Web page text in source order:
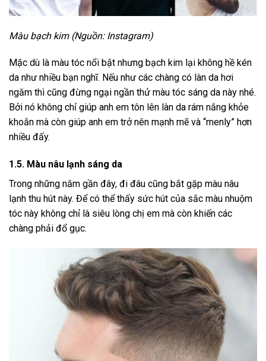
Màu bạch kim (Nguồn: Instagram)
Mặc dù là màu tóc nổi bật nhưng bạch kim lại không hề kén
da như nhiều bạn nghĩ. Nếu như các chàng có làn da hơi
ngăm thì cũng đừng ngại ngần thử màu tóc sáng da này nhé.
Bởi nó không chỉ giúp anh em tôn lên làn da rám nắng khỏe
khoắn mà còn giúp anh em trở nên mạnh mẽ và “menly” hơn
nhiều đấy.
1.5. Màu nâu lạnh sáng da
Trong những năm gần đây, đi đâu cũng bắt gặp màu nâu
lạnh thu hút này. Để có thể thấy sức hút của sắc màu nhuộm
tóc này không chỉ là siêu lòng chị em mà còn khiến các
chàng phải đổ gục.